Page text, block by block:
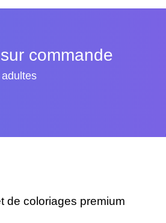
commande
de coloriages premium